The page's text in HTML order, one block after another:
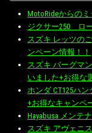
MotoRideからの
ジクサー250 ロ
スズキ レッツの
ンペーン情報！！
スズキ バーグマ
いました+お得な
ホンダ CT125ハ
+お得なキャンペ
Hayabusa メンテ
スズキ アヴェニ